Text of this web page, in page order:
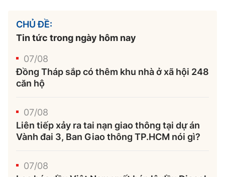
CHỦ ĐỀ:
Tin tức trong ngày hôm nay
07/08
Đồng Tháp sắp có thêm khu nhà ở xã hội 248
căn hộ
07/08
Liên tiếp xảy ra tai nạn giao thông tại dự án
Vành đai 3, Ban Giao thông TP.HCM nói gì?
07/08